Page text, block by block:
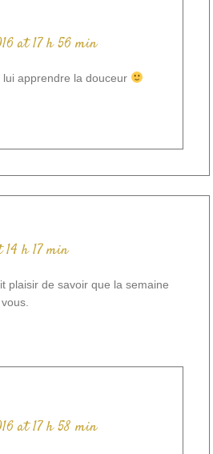
at 17 h 56 min
apprendre la douceur
14 h 17 min
plaisir de savoir que la semaine
at 17 h 58 min